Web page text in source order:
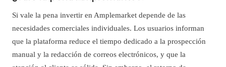
Si vale la pena invertir en Amplemarket depende de las
necesidades comerciales individuales. Los usuarios informan
que la plataforma reduce el tiempo dedicado a la prospección
manual y la redacción de correos electrónicos, y que la